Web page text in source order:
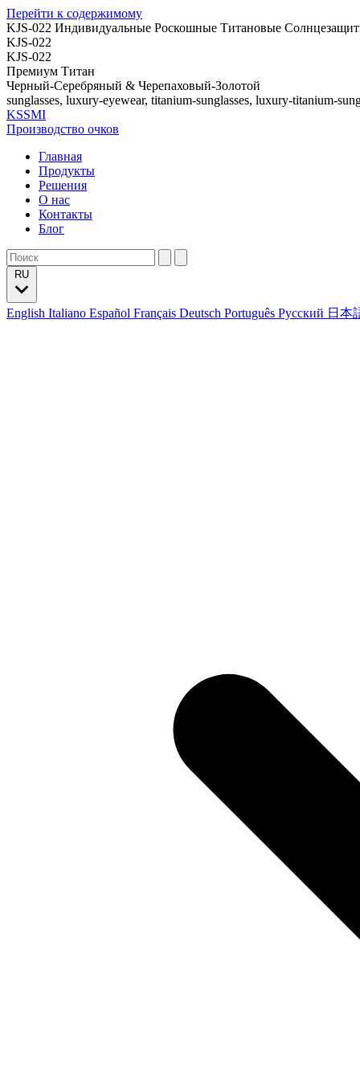
Перейти к содержимому
KJS-022 Индивидуальные Роскошные Титановые
KJS-022
KJS-022
Премиум Титан
Черный-Серебряный & Черепаховый-Золотой
sunglasses, luxury-eyewear, titanium-sunglasses, luxury-titanium-
KSSMI
Производство очков
Главная
Продукты
Решения
О нас
Контакты
Блог
English Italiano Español Français Deutsch Português Русский 日本